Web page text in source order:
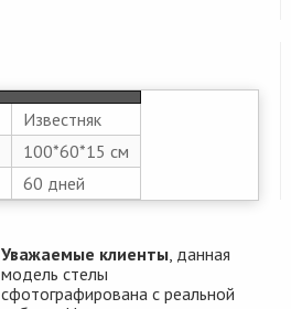
Известняк
100*60*15 см
60 дней
Уважаемые клиенты , данная
модель стелы
сфотографирована с реальной